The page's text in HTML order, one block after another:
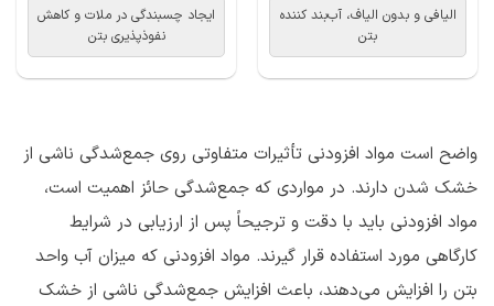
الیافی و بدون الیاف، آب‌بند کننده
بتن
ایجاد چسبندگی در ملات و کاهش
نفو‌ذپذیری بتن
واضح است مواد افزودنی تأثیرات متفاوتی روی جمع‌شدگی ناشی از
خشک شدن دارند. در مواردی که جمع‌شدگی حائز اهمیت است،
مواد افزودنی باید با دقت و ترجیحاً پس از ارزیابی در شرایط
کارگاهی مورد استفاده قرار گیرند. مواد افزودنی که میزان آب واحد
بتن را افزایش می‌دهند، باعث افزایش جمع‌شدگی ناشی از خشک